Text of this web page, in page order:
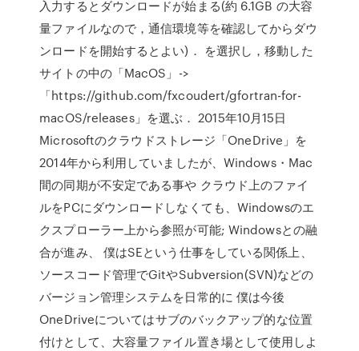
入力するとダウンロードが始まる(約 6.1GB の大容
量ファイルなので，通信環境等を確認してからダウ
ンロードを開始するとよい)． を選択し，移動した
サイトの中の「MacOS」->
「https://github.com/fxcoudert/gfortran-for-
macOS/releases」を選ぶ． 2015年10月15日
Microsoftのクラウドストレージ「OneDrive」を
2014年から利用していましたが、Windows・Mac
間の同期が不安定である事や クラウド上のファイ
ルをPCにダウンロードしなくても、Windowsのエ
クスプローラー上から参照が可能; Windowsとの融
合が進み、 僕はSEという仕事をしている関係上、
ソースコード管理でGitやSubversion(SVN)などの
バージョン管理システムを日常的に 僕は今後
OneDriveについてはサブのバックアップ的な位置
付けとして、大容量ファイル置き場として使用しよ